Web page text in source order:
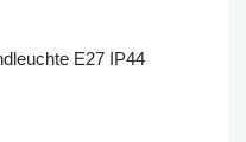
E27 IP44